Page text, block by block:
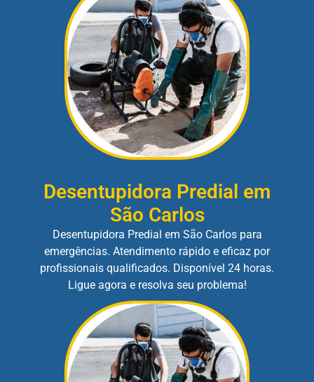
Desentupidora Predial em
São Carlos
Desentupidora Predial em São Carlos para
emergências. Atendimento rápido e eficaz por
profissionais qualificados. Disponível 24 horas.
Ligue agora e resolva seu problema!